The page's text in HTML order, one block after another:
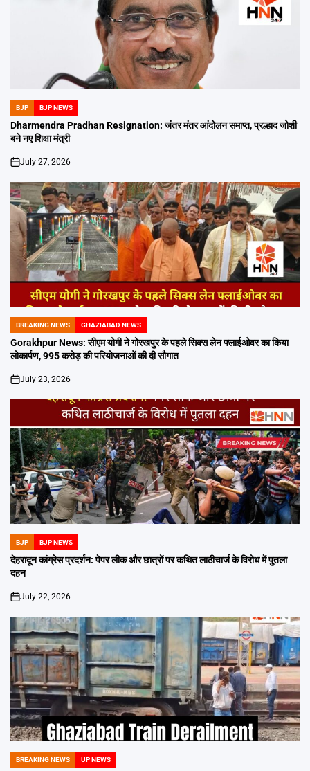
POSTED
IN
BJP BJP NEWS
Dharmendra Pradhan Resignation: जंतर मंतर आंदोलन समाप्त, प्रल्हाद जोशी
बने नए शिक्षा मंत्री
on
July 27, 2026
POSTED
IN
BREAKING NEWS GHAZIABAD NEWS
Gorakhpur News: सीएम योगी ने गोरखपुर के पहले सिक्स लेन फ्लाईओवर का किया
लोकार्पण, 995 करोड़ की परियोजनाओं की दी सौगात
on
July 23, 2026
POSTED
IN
BJP BJP NEWS
देहरादून कांग्रेस प्रदर्शन: पेपर लीक और छात्रों पर कथित लाठीचार्ज के विरोध में पुतला
दहन
on
July 22, 2026
POSTED
BREAKING NEWS UP NEWS